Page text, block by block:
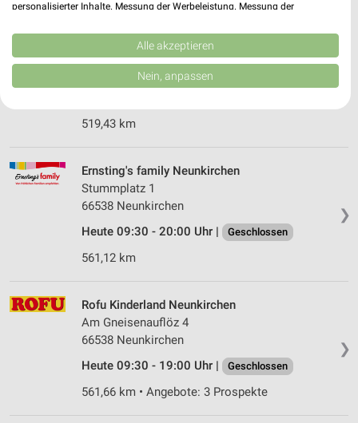
Ernsting's family Kaiserslautern
Mannheimer Straße 234
67657 Kaiserslautern
519,43 km
❯
Ernsting's family Neunkirchen
Stummplatz 1
66538 Neunkirchen
Heute 09:30 - 20:00 Uhr |
Geschlossen
561,12 km
❯
Rofu Kinderland Neunkirchen
Am Gneisenauflöz 4
66538 Neunkirchen
Heute 09:30 - 19:00 Uhr |
Geschlossen
561,66 km • Angebote: 3 Prospekte
personalisierter Inhalte. Messung der Werbeleistung. Messung der
Kombinationen von Daten aus verschiedenen Quellen. Entwicklung und
Verbesserung der Angebote. Verwendung reduzierter Daten zur Auswahl
von Inhalten.
Daten können außerhalb der Europäischen Union weitergegeben und in die
USA gesendet werden.
Website/App.
IAB-Verarbeitungszwecke:
Speichern von oder Zugriff auf Informationen
auf einem Endgerät
Verwendung reduzierter Daten zur Auswahl von
Werbeanzeigen
Werbung
Verwendung von Profilen zur Auswahl
Erstellung von Profilen zur Personalisierung
von Inhalten
Alle akzeptieren
Nein, anpassen